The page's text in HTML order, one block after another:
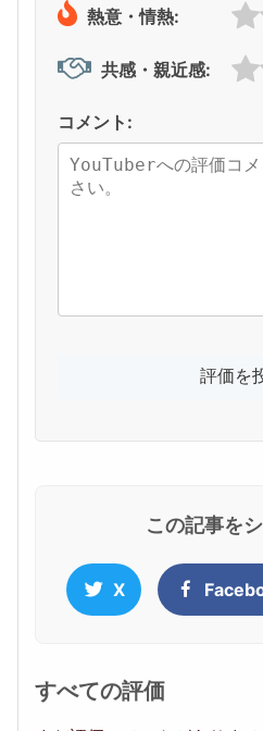
熱意・情熱:
共感・親近感:
コメント:
この記事を
X
すべての評価